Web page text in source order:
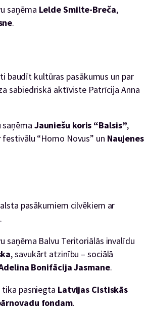
saņēma Lelde Smilte-Breča,
.
baudīt kultūras pasākumus un par
sabiedriskā aktīviste Patrīcija Anna
Jauniešu koris “Balsis”,
festivālu “Homo Novus” un Naujenes
pasākumiem cilvēkiem ar
saņēma Balvu Teritoriālās invalīdu
, savukārt atzinību – sociālā
Bonifācija Jasmane.
tika pasniegta Latvijas Cistiskās
fondam.